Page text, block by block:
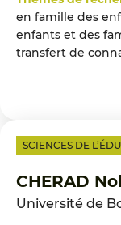
en famille des
enfants et des
transfert de
SCIENCES DE
CHERAD
Université de